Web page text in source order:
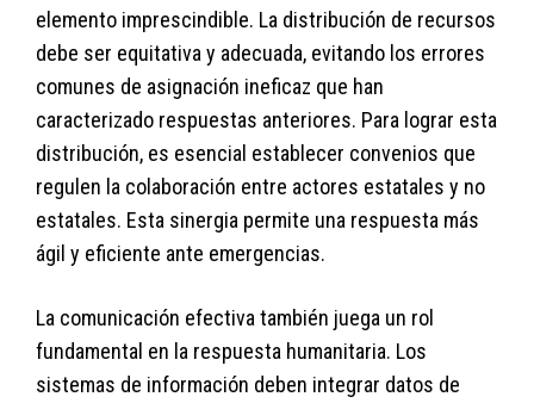
elemento imprescindible. La distribución de recursos
debe ser equitativa y adecuada, evitando los errores
comunes de asignación ineficaz que han
caracterizado respuestas anteriores. Para lograr esta
distribución, es esencial establecer convenios que
regulen la colaboración entre actores estatales y no
estatales. Esta sinergia permite una respuesta más
ágil y eficiente ante emergencias.
La comunicación efectiva también juega un rol
fundamental en la respuesta humanitaria. Los
sistemas de información deben integrar datos de